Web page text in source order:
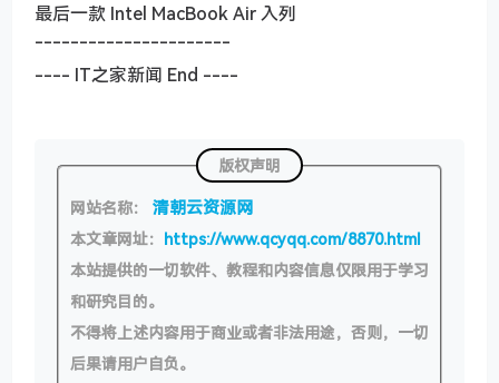
最后一款 Intel MacBook Air 入列
----------------------
---- IT之家新闻 End ----
版权声明
网站名称： 清朝云资源网
本文章网址： https://www.qcyqq.com/8870.html
本站提供的一切软件、教程和内容信息仅限用于学习
和研究目的。
不得将上述内容用于商业或者非法用途，否则，一切
后果请用户自负。